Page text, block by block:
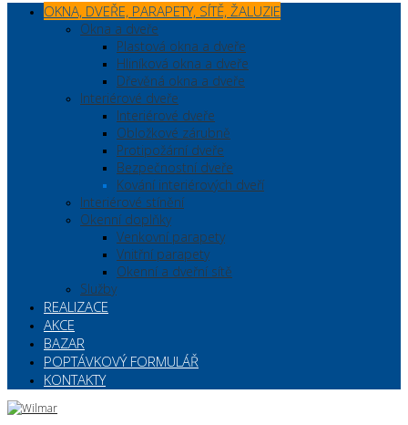
OKNA, DVEŘE, PARAPETY, SÍTĚ, ŽALUZIE
Okna a dveře
Plastová okna a dveře
Hliníková okna a dveře
Dřevěná okna a dveře
Interiérové dveře
Interiérové dveře
Obložkové zárubně
Protipožární dveře
Bezpečnostní dveře
Kování interiérových dveří
Interiérové stínění
Okenní doplňky
Venkovní parapety
Vnitřní parapety
Okenní a dveřní sítě
Služby
REALIZACE
AKCE
BAZAR
POPTÁVKOVÝ FORMULÁŘ
KONTAKTY